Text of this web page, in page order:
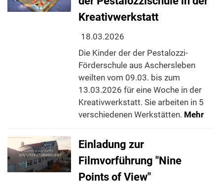
Kreativwerkstatt
18.03.2026
Die Kinder der der Pestalozzi-
Förderschule aus Aschersleben
weilten vom 09.03. bis zum
13.03.2026 für eine Woche in der
Kreativwerkstatt. Sie arbeiten in 5
verschiedenen Werkstätten. Mehr
Einladung zur
Filmvorführung "Nine
Points of View"